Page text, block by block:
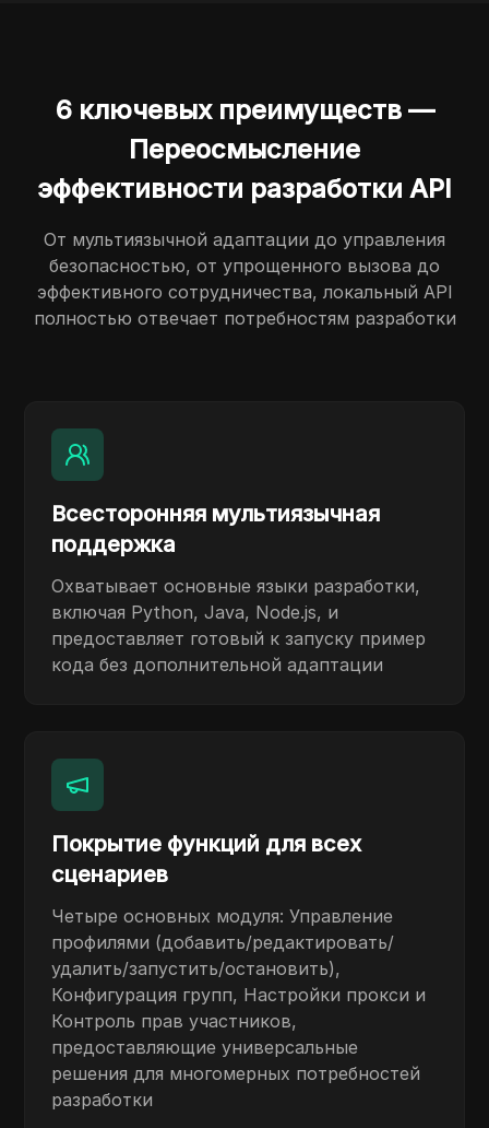
6 ключевых преимуществ —
Переосмысление
эффективности разработки API
От мультиязычной адаптации до управления
безопасностью, от упрощенного вызова до
эффективного сотрудничества, локальный API
полностью отвечает потребностям разработки
Всесторонняя мультиязычная
поддержка
Охватывает основные языки разработки,
включая Python, Java, Node.js, и
предоставляет готовый к запуску пример
кода без дополнительной адаптации
Покрытие функций для всех
сценариев
Четыре основных модуля: Управление
профилями (добавить/редактировать/
удалить/запустить/остановить),
Конфигурация групп, Настройки прокси и
Контроль прав участников,
предоставляющие универсальные
решения для многомерных потребностей
разработки